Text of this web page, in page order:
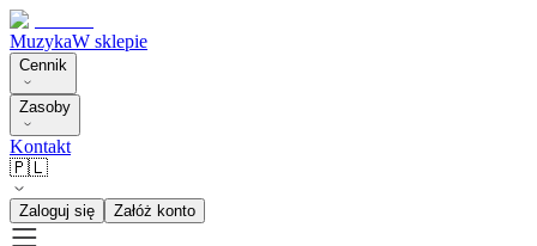
MuzykaW sklepie
Cennik
Zasoby
Kontakt
🇵🇱
Zaloguj się Załóż konto